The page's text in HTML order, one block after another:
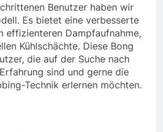
Benutzer haben wir
Es bietet eine verbesserte
effizienteren Dampfaufnahme,
Kühlschächte. Diese Bong
die auf der Suche nach
sind und gerne die
Technik erlernen möchten.